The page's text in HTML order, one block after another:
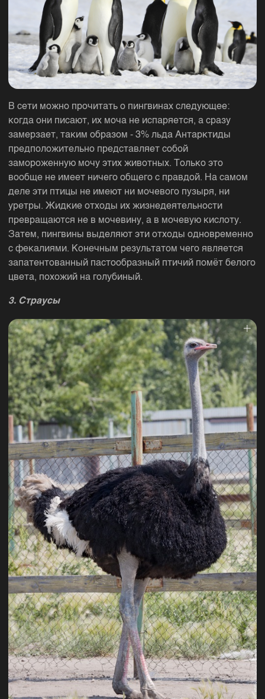
В сети можно прочитать о пингвинах следующее:
когда они писают, их моча не испаряется, а сразу
замерзает, таким образом - 3% льда Антарктиды
предположительно представляет собой
замороженную мочу этих животных. Только это
вообще не имеет ничего общего с правдой. На самом
деле эти птицы не имеют ни мочевого пузыря, ни
уретры. Жидкие отходы их жизнедеятельности
превращаются не в мочевину, а в мочевую кислоту.
Затем, пингвины выделяют эти отходы одновременно
с фекалиями. Конечным результатом чего является
запатентованный пастообразный птичий помёт белого
цвета, похожий на голубиный.
3. Страусы